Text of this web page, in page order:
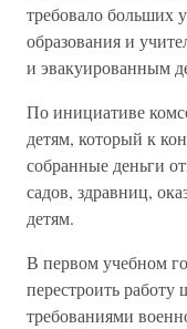
требовало больших
образования и
и эвакуированным
По инициативе
детям, который к
собранные деньги
садов, здравниц,
детям.
В первом учебном
перестроить работу
требованиями